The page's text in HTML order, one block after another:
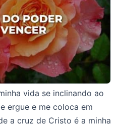
vida se inclinando ao
ergue e me coloca em
a cruz de Cristo é a minha